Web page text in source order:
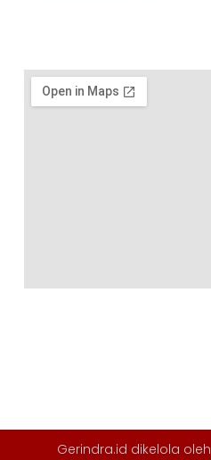
Gerindra.id dikelola oleh